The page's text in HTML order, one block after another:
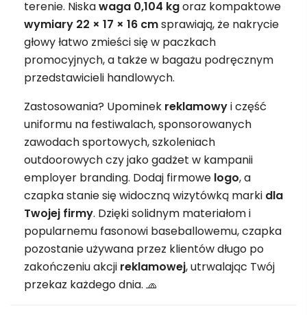
terenie. Niskawaga 0,104 kgoraz kompaktowe
wymiary 22 × 17 × 16 cmsprawiają, że nakrycie
głowy łatwo zmieści się w paczkach
promocyjnych, a także w bagażu podręcznym
przedstawicieli handlowych.
Zastosowania? Upominek reklamowyi część
uniformu na festiwalach, sponsorowanych
zawodach sportowych, szkoleniach
outdoorowych czy jako gadżet w kampanii
employer branding. Dodaj firmowe logo, a
czapka stanie się widoczną wizytówką marki dla
Twojej firmy. Dzięki solidnym materiałom i
popularnemu fasonowi baseballowemu, czapka
pozostanie używana przez klientów długo po
zakończeniu akcji reklamowej, utrwalając Twój
przekaz każdego dnia. 🧢